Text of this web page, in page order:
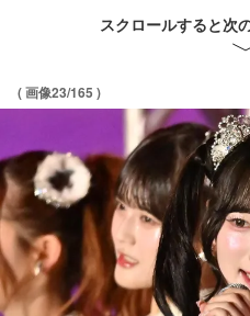
スクロールすると次
( 画像23/165 )